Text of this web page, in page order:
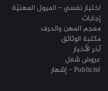
اختبار نفسي - الميول المهنيّة
إجابات
معجم المهن والحرف
مكتبة الوثائق
آخر الأخبار
عروض شغل
إشهار - Publicité